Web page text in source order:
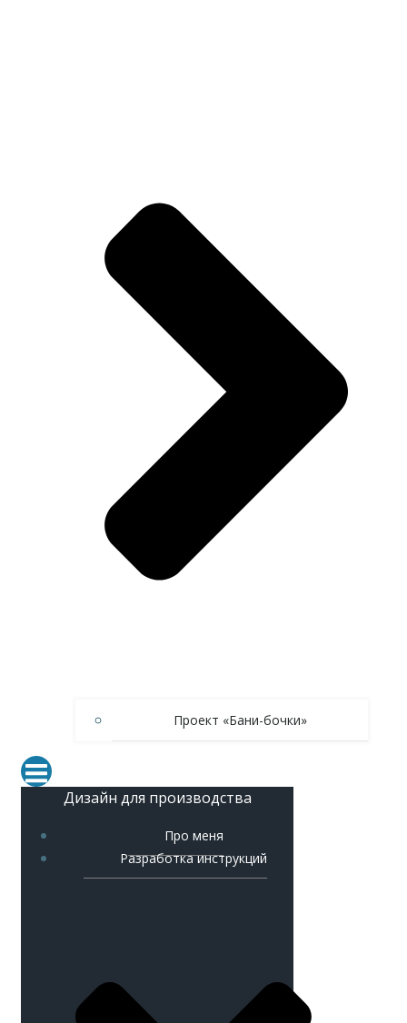
Проект «Бани-бочки»
Дизайн для производства
Про меня
Разработка инструкций